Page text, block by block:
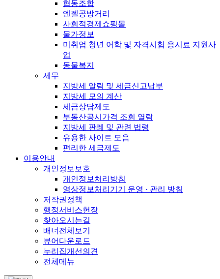
협동조합
엔젤공방거리
사회적경제쇼핑몰
물가정보
미취업 청년 어학 및 자격시험 응시료 지원사
업
동물복지
세무
지방세 알림 및 세금신고납부
지방세 모의 계산
세금상담제도
부동산공시가격 조회 열람
지방세 판례 및 관련 법령
유용한 사이트 모음
편리한 세금제도
이용안내
개인정보보호
개인정보처리방침
영상정보처리기기 운영 · 관리 방침
저작권정책
행정서비스헌장
찾아오시는길
배너전체보기
뷰어다운로드
누리집개선의견
전체메뉴